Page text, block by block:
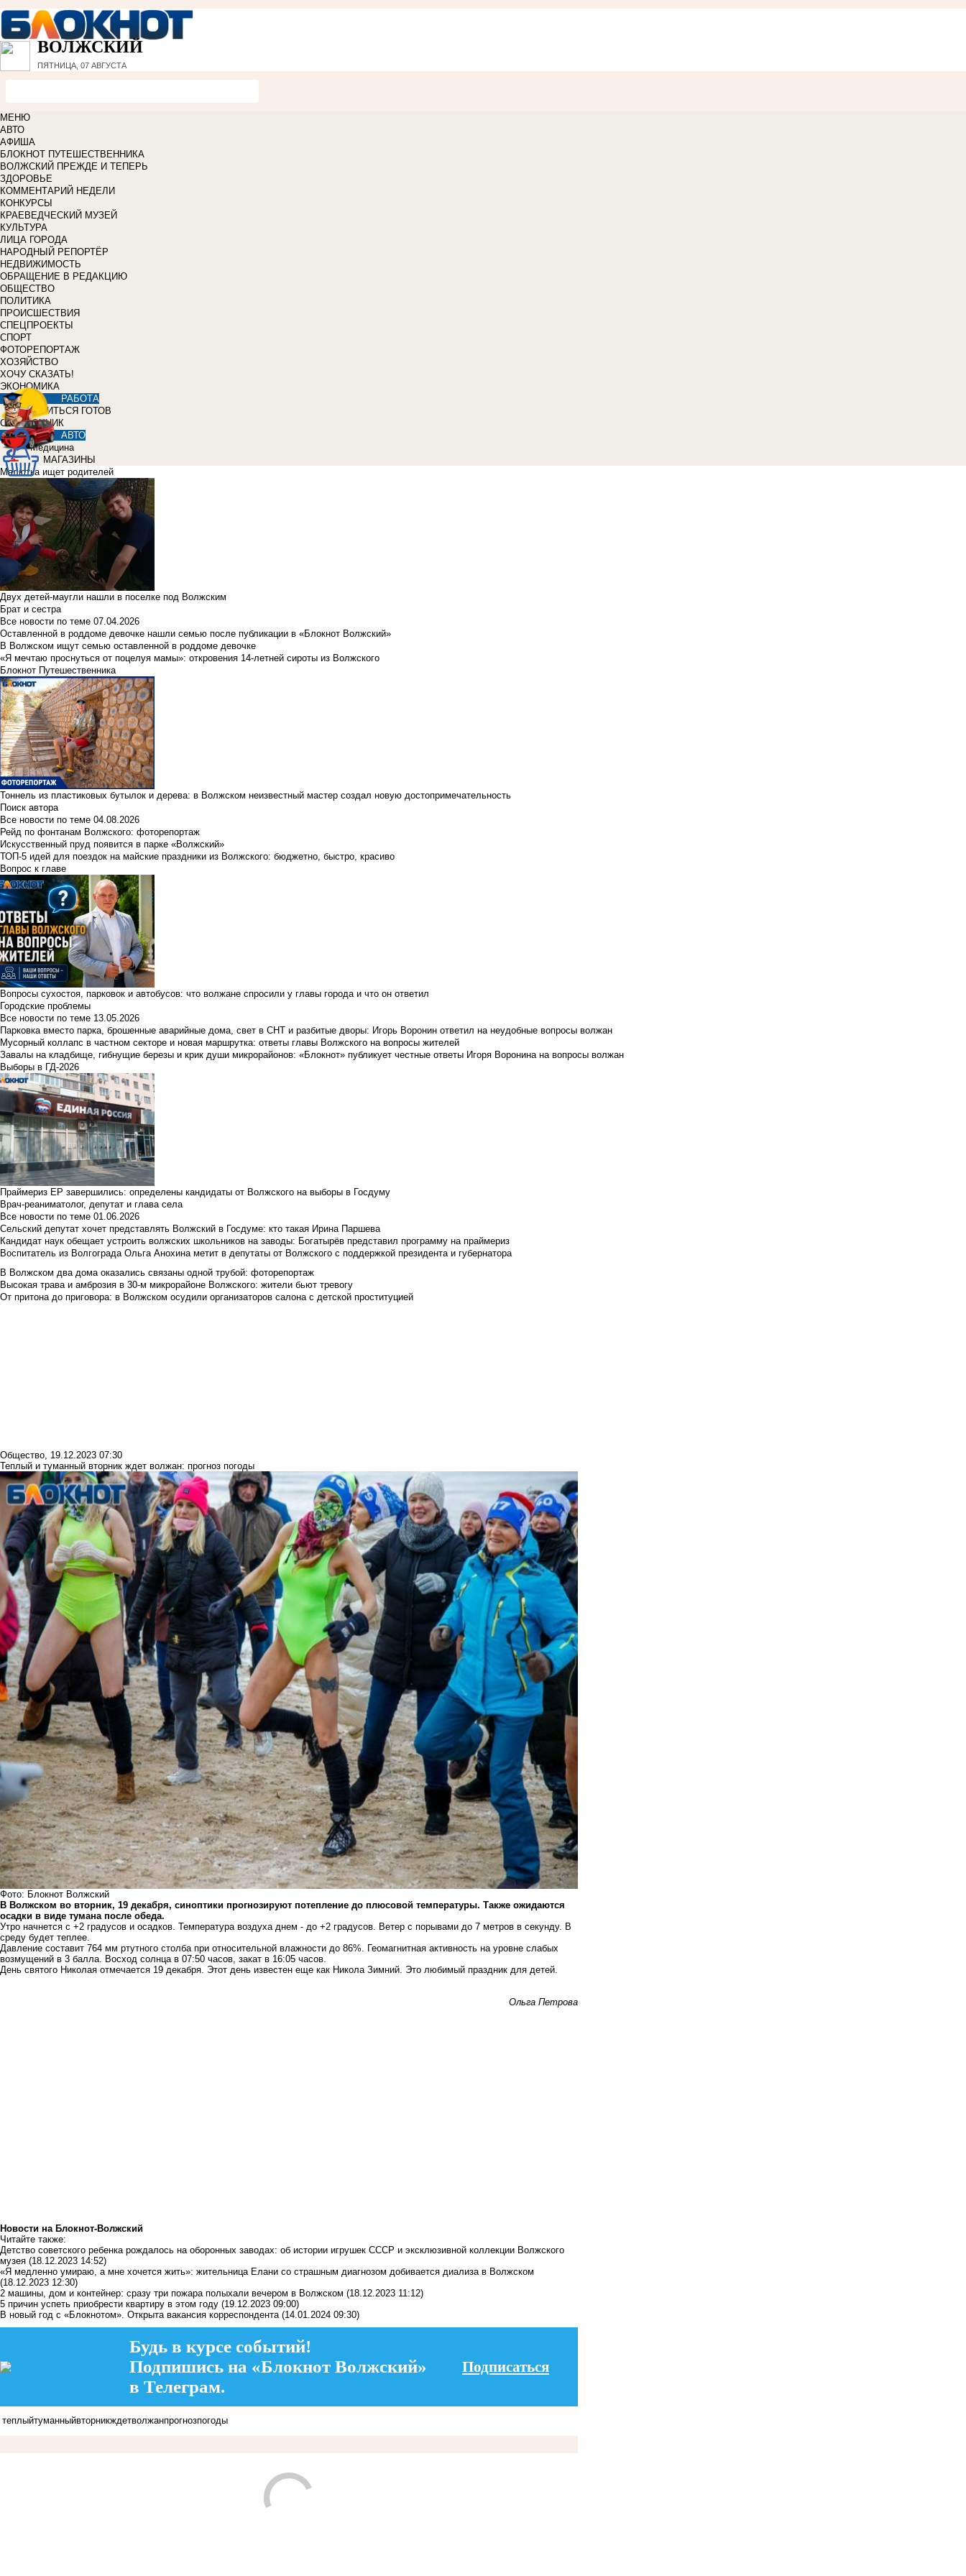
ВОЛЖСКИЙ
ПЯТНИЦА, 07 АВГУСТА
МЕНЮ
АВТО
АФИША
БЛОКНОТ ПУТЕШЕСТВЕННИКА
ВОЛЖСКИЙ ПРЕЖДЕ И ТЕПЕРЬ
ЗДОРОВЬЕ
КОММЕНТАРИЙ НЕДЕЛИ
КОНКУРСЫ
КРАЕВЕДЧЕСКИЙ МУЗЕЙ
КУЛЬТУРА
ЛИЦА ГОРОДА
НАРОДНЫЙ РЕПОРТЁР
НЕДВИЖИМОСТЬ
ОБРАЩЕНИЕ В РЕДАКЦИЮ
ОБЩЕСТВО
ПОЛИТИКА
ПРОИСШЕСТВИЯ
СПЕЦПРОЕКТЫ
СПОРТ
ФОТОРЕПОРТАЖ
ХОЗЯЙСТВО
ХОЧУ СКАЗАТЬ!
ЭКОНОМИКА
РАБОТА
УЧИТЬСЯ ГОТОВ
СПРАВОЧНИК
АВТО
Медицина
МАГАЗИНЫ
Малютка ищет родителей
Двух детей-маугли нашли в поселке под Волжским
Брат и сестра
Все новости по теме 07.04.2026
Оставленной в роддоме девочке нашли семью после публикации в «Блокнот Волжский»
В Волжском ищут семью оставленной в роддоме девочке
«Я мечтаю проснуться от поцелуя мамы»: откровения 14-летней сироты из Волжского
Блокнот Путешественника
Тоннель из пластиковых бутылок и дерева: в Волжском неизвестный мастер создал новую достопримечательность
Поиск автора
Все новости по теме 04.08.2026
Рейд по фонтанам Волжского: фоторепортаж
Искусственный пруд появится в парке «Волжский»
ТОП-5 идей для поездок на майские праздники из Волжского: бюджетно, быстро, красиво
Вопрос к главе
Вопросы сухостоя, парковок и автобусов: что волжане спросили у главы города и что он ответил
Городские проблемы
Все новости по теме 13.05.2026
Парковка вместо парка, брошенные аварийные дома, свет в СНТ и разбитые дворы: Игорь Воронин ответил на неудобные вопросы волжан
Мусорный коллапс в частном секторе и новая маршрутка: ответы главы Волжского на вопросы жителей
Завалы на кладбище, гибнущие березы и крик души микрорайонов: «Блокнот» публикует честные ответы Игоря Воронина на вопросы волжан
Выборы в ГД-2026
Праймериз ЕР завершились: определены кандидаты от Волжского на выборы в Госдуму
Врач-реаниматолог, депутат и глава села
Все новости по теме 01.06.2026
Сельский депутат хочет представлять Волжский в Госдуме: кто такая Ирина Паршева
Кандидат наук обещает устроить волжских школьников на заводы: Богатырёв представил программу на праймериз
Воспитатель из Волгограда Ольга Анохина метит в депутаты от Волжского с поддержкой президента и губернатора
В Волжском два дома оказались связаны одной трубой: фоторепортаж
Высокая трава и амброзия в 30‑м микрорайоне Волжского: жители бьют тревогу
От притона до приговора: в Волжском осудили организаторов салона с детской проституцией
Общество, 19.12.2023 07:30
Теплый и туманный вторник ждет волжан: прогноз погоды
Фото: Блокнот Волжский
В Волжском во вторник, 19 декабря, синоптики прогнозируют потепление до плюсовой температуры. Также ожидаются
осадки в виде тумана после обеда.
Утро начнется с +2 градусов и осадков. Температура воздуха днем - до +2 градусов. Ветер с порывами до 7 метров в секунду. В
среду будет теплее.
Давление составит 764 мм ртутного столба при относительной влажности до 86%. Геомагнитная активность на уровне слабых
возмущений в 3 балла. Восход солнца в 07:50 часов, закат в 16:05 часов.
День святого Николая отмечается 19 декабря. Этот день известен еще как Никола Зимний. Это любимый праздник для детей.
Ольга Петрова
Новости на Блoкнoт-Волжский
Читайте также:
Детство советского ребенка рождалось на оборонных заводах: об истории игрушек СССР и эксклюзивной коллекции Волжского
музея (18.12.2023 14:52)
«Я медленно умираю, а мне хочется жить»: жительница Елани со страшным диагнозом добивается диализа в Волжском
(18.12.2023 12:30)
2 машины, дом и контейнер: сразу три пожара полыхали вечером в Волжском (18.12.2023 11:12)
5 причин успеть приобрести квартиру в этом году (19.12.2023 09:00)
В новый год с «Блокнотом». Открыта вакансия корреспондента (14.01.2024 09:30)
Будь в курсе событий!
Подпишись на «Блокнот Волжский»
в Телеграм.
Подписаться
теплыйтуманныйвторникждетволжанпрогнозпогоды